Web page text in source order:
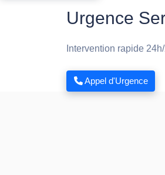
Urgence
Intervention rapide
Appel d'Urgence